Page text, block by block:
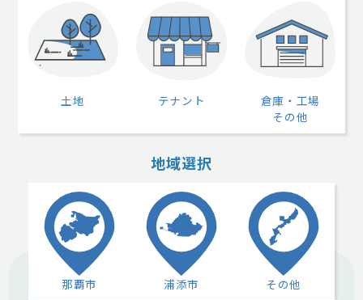
土地 テナント
倉庫・工場
その他
地域選択
那覇市 浦添市 その他